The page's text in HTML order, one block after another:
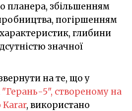
планера, збільшенням
погіршенням
глибини
значної
на те, що у
"Герань-5", створеному на
Karar, використано